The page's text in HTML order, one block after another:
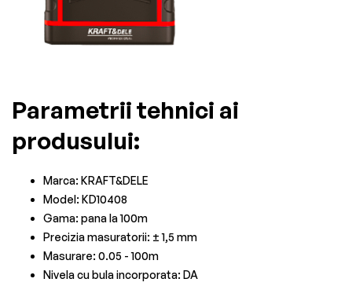
Parametrii tehnici ai
produsului:
Marca: KRAFT&DELE
Model: KD10408
Gama: pana la 100m
Precizia masuratorii: ± 1,5 mm
Masurare: 0.05 - 100m
Nivela cu bula incorporata: DA